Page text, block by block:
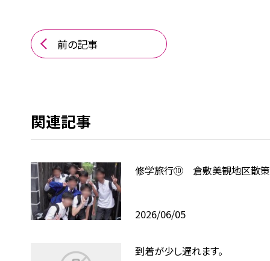
前の記事
関連記事
修学旅行⑩ 倉敷美観地区散策
2026/06/05
到着が少し遅れます。